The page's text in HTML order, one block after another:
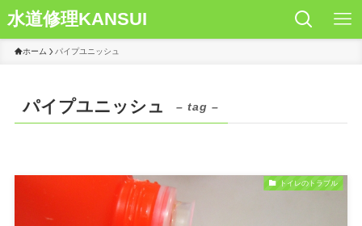
水道修理KANSUI
ホーム パイプユニッシュ
パイプユニッシュ – tag –
トイレのトラブル